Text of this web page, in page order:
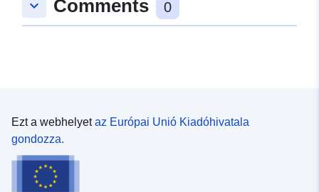
Térbeli erőforrás:
keyboard_arrow_down Comments 0
Ezt a webhelyetaz Európai Unió Kiadóhivatala
gondozza.